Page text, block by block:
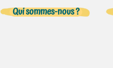
Qui sommes-nous ?